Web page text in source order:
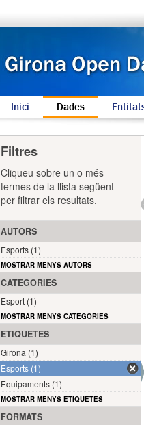
Inici Dades
Filtres
Cliqueu sobre un o més
termes de la llista següent
per filtrar els resultats.
AUTORS
Esports (1)
MOSTRAR MENYS AUTORS
CATEGORIES
Esport (1)
MOSTRAR MENYS CATEGORIES
ETIQUETES
Girona (1)
Esports (1)
Equipaments (1)
MOSTRAR MENYS ETIQUETES
FORMATS